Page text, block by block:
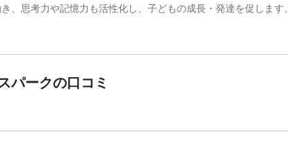
、思考力や記憶力も活性化し、子どもの成長・発達を促します。
パークの口コミ